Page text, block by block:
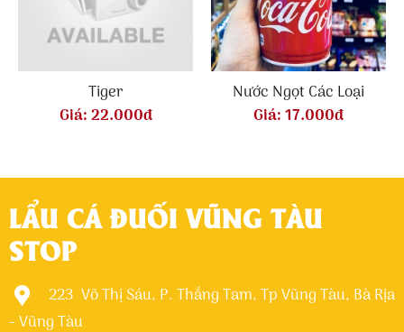
Tiger
Giá:22.000đ
Nước Ngọt Các Loại
Giá:17.000đ
LẨU CÁ ĐUỐI VŨNG TÀU
STOP
223 Võ Thị Sáu, P. Thắng Tam, Tp Vũng Tàu, Bà Rịa
- Vũng Tàu